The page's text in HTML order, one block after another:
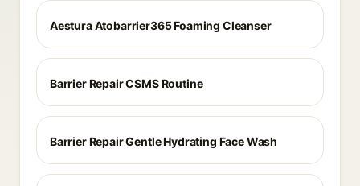
Aestura Atobarrier365 Foaming Cleanser
Barrier Repair CSMS Routine
Barrier Repair Gentle Hydrating Face Wash